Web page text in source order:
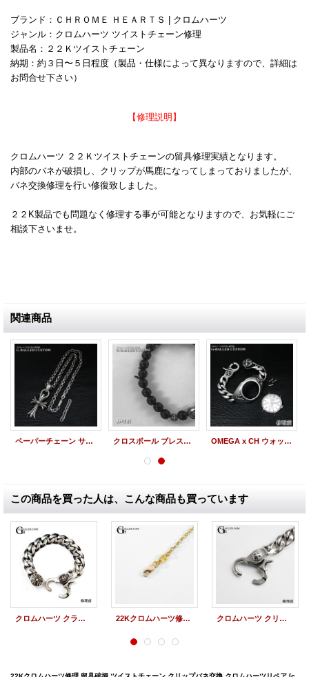
ブランド：ＣＨＲＯＭＥ ＨＥＡＲＴＳ | クロムハーツ
ジャンル：クロムハーツ ツイストチェーン修理
製品名：２２Ｋツイストチェーン
納期：約３日〜５日程度（製品・仕様によって異なりますので、詳細は
お問合せ下さい）
【修理説明】
クロムハーツ ２２Ｋツイストチェーンの留具修理実績となります。
内部のバネが破損し、クリップが馬鹿になってしまっておりましたが、
バネ交換修理を行い修復致しました。
２２K製品でも問題なく修理する事が可能となりますので、お気軽にご
相談下さいませ。
関連商品
ペーパーチェーン サイズ直し クロスボール ブレスレット 数珠 ほつれ修理 OMEGA x CH ウォッチケース修理
この商品を買った人は、こんな商品も買っています
クロムハーツ クラシックリンクチェーン クリップ ブレスレット クリップバネ 交換修理 22Kクロムハーツ修理 ロールチェーン クリップバネ交換 留め具破損 クロムハーツ クリップ修理 クロスボールブレスレット クリップバネ交換修理